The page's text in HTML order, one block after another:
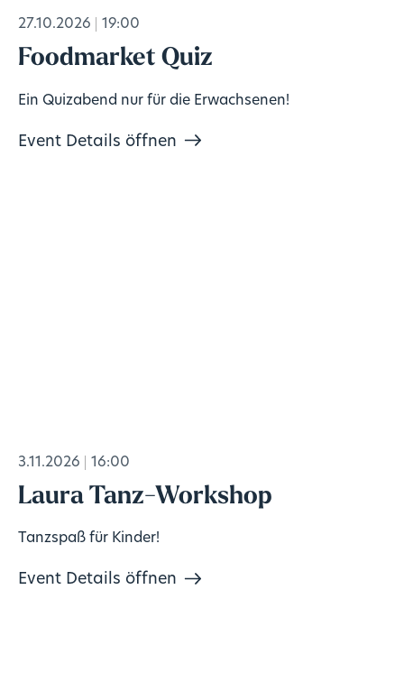
27.10.2026 19:00
Foodmarket Quiz
Ein Quizabend nur für die Erwachsenen!
Event Details öffnen
3.11.2026 16:00
Laura Tanz-Workshop
Tanzspaß für Kinder!
Event Details öffnen